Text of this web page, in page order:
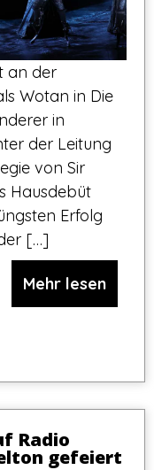
an der
Wotan in Die
in
der Leitung
von Sir
Hausdebüt
Erfolg
[…]
Mehr lesen
Radio
gefeiert